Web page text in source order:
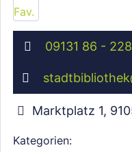
09131 86 -
stadtbibliothek
Marktplatz 1,
Kategorien: